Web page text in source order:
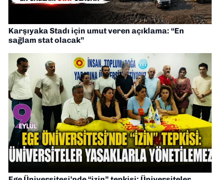
Karşıyaka Stadı için umut veren açıklama: “En
sağlam stat olacak”